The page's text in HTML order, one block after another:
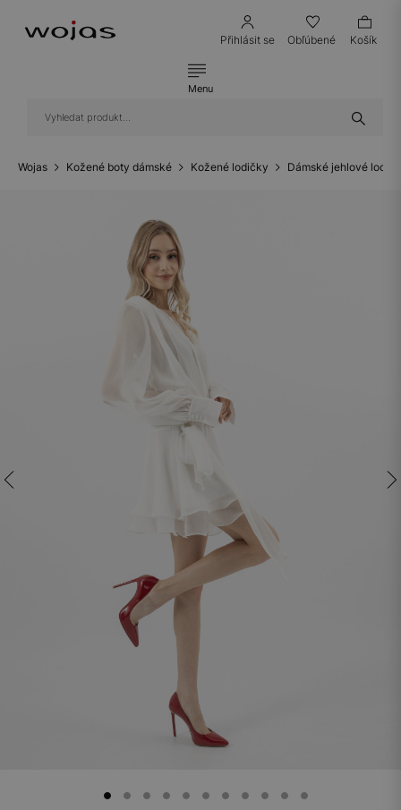
Přihlásit se Obľúbené Košík
Menu
Wojas Kožené boty dámské Kožené lodičky Dámské jehlové